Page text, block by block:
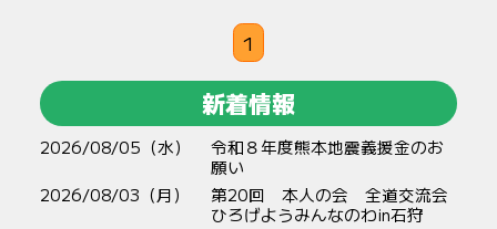
1
新着情報
2026/08/05（水）
令和８年度熊本地震義援金のお
願い
2026/08/03（月）
第20回 本人の会 全道交流会
ひろげようみんなのわin石狩